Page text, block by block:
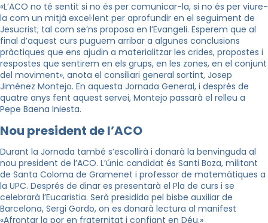
«L’ACO no té sentit si no és per comunicar-la, si no és per viure-
la com un mitjà excel·lent per aprofundir en el seguiment de
Jesucrist; tal com se’ns proposa en l’Evangeli. Esperem que al
final d’aquest curs puguem arribar a algunes conclusions
pràctiques que ens ajudin a materialitzar les crides, propostes i
respostes que sentirem en els grups, en les zones, en el conjunt
del moviment», anota el consiliari general sortint, Josep
Jiménez Montejo. En aquesta Jornada General, i després de
quatre anys fent aquest servei, Montejo passarà el relleu a
Pepe Baena Iniesta.
Nou president de l’ACO
Durant la Jornada també s’escollirà i donarà la benvinguda al
nou president de l’ACO. L’únic candidat és Santi Boza, militant
de Santa Coloma de Gramenet i professor de matemàtiques a
la UPC. Després de dinar es presentarà el Pla de curs i se
celebrarà l’Eucaristia. Serà presidida pel bisbe auxiliar de
Barcelona, Sergi Gordo, on es donarà lectura al manifest
«Afrontar la por en fraternitat i confiant en Déu.»